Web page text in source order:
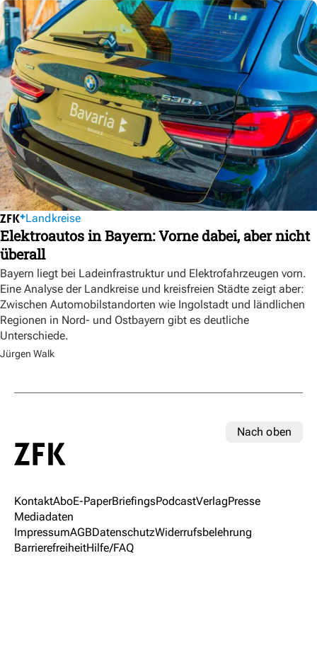
Landkreise
Elektroautos in Bayern: Vorne dabei, aber nicht
überall
Bayern liegt bei Ladeinfrastruktur und Elektrofahrzeugen vorn.
Eine Analyse der Landkreise und kreisfreien Städte zeigt aber:
Zwischen Automobilstandorten wie Ingolstadt und ländlichen
Regionen in Nord- und Ostbayern gibt es deutliche
Unterschiede.
Jürgen Walk
Nach oben
KontaktAboE-PaperBriefingsPodcastVerlagPresse
Mediadaten
ImpressumAGBDatenschutzWiderrufsbelehrung
BarrierefreiheitHilfe/FAQ